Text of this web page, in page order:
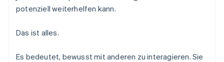
potenziell weiterhelfen kann.
Das ist alles.
Es bedeutet, bewusst mit anderen zu interagieren. Sie